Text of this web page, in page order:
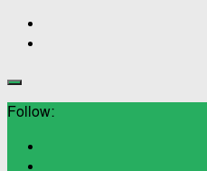
Follow: